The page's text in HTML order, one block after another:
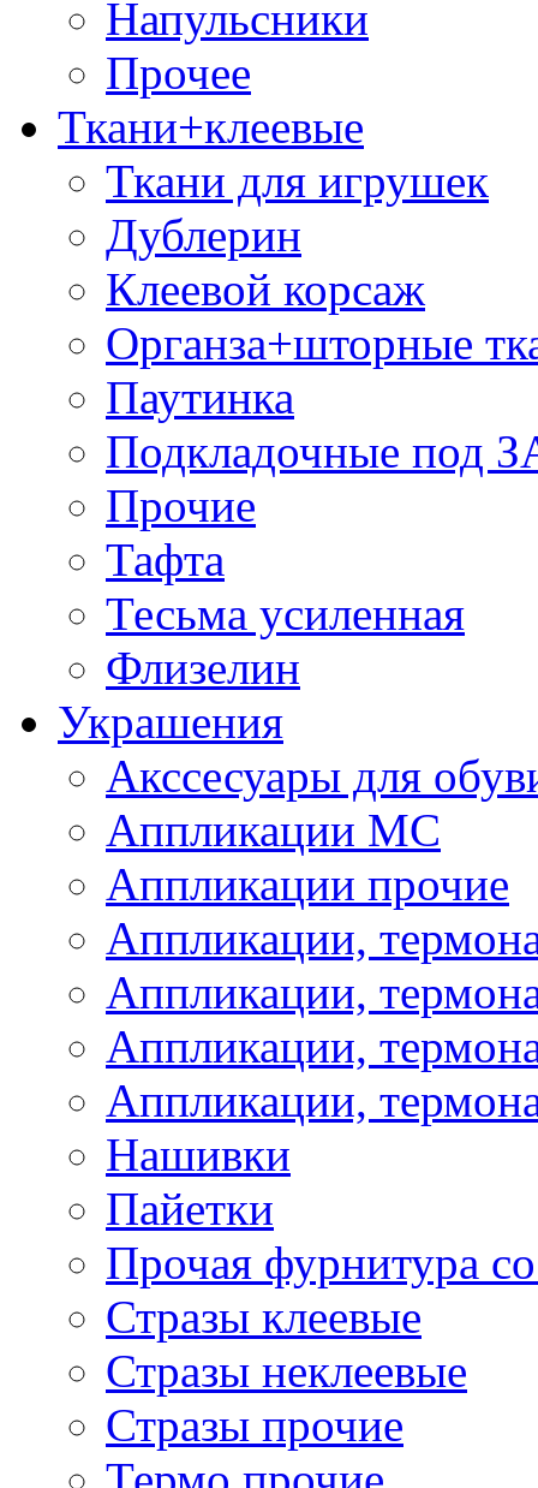
Напульсники
Прочее
Ткани+клеевые
Ткани для игрушек
Дублерин
Клеевой корсаж
Органза+шторные
Паутинка
Подкладочные под
Прочие
Тафта
Тесьма усиленная
Флизелин
Украшения
Акссесуары для
Аппликации МС
Аппликации прочие
Аппликации,
Аппликации,
Аппликации,
Аппликации,
Нашивки
Пайетки
Прочая фурнитура
Стразы клеевые
Стразы неклеевые
Стразы прочие